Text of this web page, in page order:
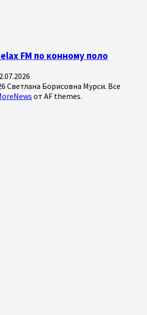
FM по конному поло
Светлана Борисовна Мурси. Все
от AF themes.